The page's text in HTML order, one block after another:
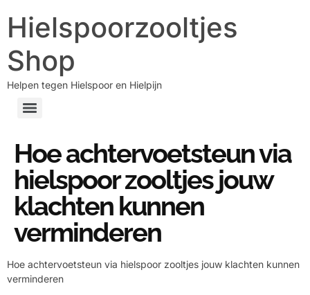
Hielspoorzooltjes
Shop
Helpen tegen Hielspoor en Hielpijn
Hoe achtervoetsteun via
hielspoor zooltjes jouw
klachten kunnen
verminderen
Hoe achtervoetsteun via hielspoor zooltjes jouw klachten kunnen
verminderen